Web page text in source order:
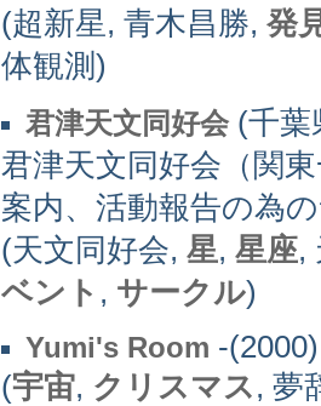
(超新星, 青木昌勝, 発
体観測)
君津天文同好会(千葉
君津天文同好会（関
案内、活動報告の為
(天文同好会, 星, 星座,
ベント , サークル)
Yumi's Room -(2000)
(宇宙, クリスマス, 夢